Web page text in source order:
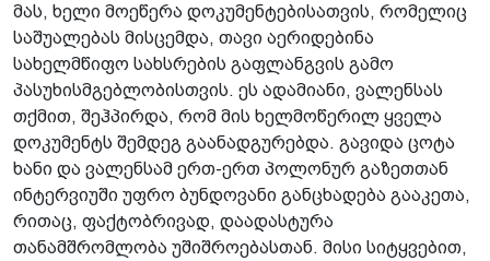
მას, ხელი მოეწერა დოკუმენტებისათვის, რომელიც
საშუალებას მისცემდა, თავი აერიდებინა
სახელმწიფო სახსრების გაფლანგვის გამო
პასუხისმგებლობისთვის. ეს ადამიანი, ვალენსას
თქმით, შეჰპირდა, რომ მის ხელმოწერილ ყველა
დოკუმენტს შემდეგ გაანადგურებდა. გავიდა ცოტა
ხანი და ვალენსამ ერთ-ერთ პოლონურ გაზეთთან
ინტერვიუში უფრო ბუნდოვანი განცხადება გააკეთა,
რითაც, ფაქტობრივად, დაადასტურა
თანამშრომლობა უშიშროებასთან. მისი სიტყვებით,